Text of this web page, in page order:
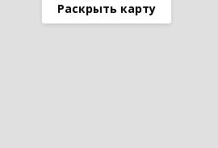
Раскрыть карту